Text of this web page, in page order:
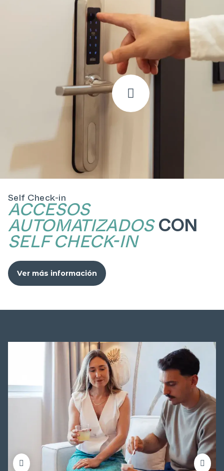
Self Check-in
ACCESOS
AUTOMATIZADOSCON
SELF CHECK-IN
Ver más información